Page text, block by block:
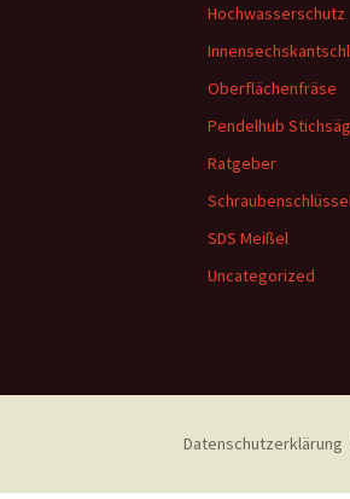
Hochwasserschutz
Oberflächenfräse
Pendelhub
Ratgeber
SDS Meißel
Uncategorized
Datenschutzerklärung